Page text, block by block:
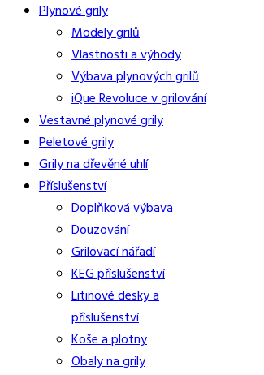
Plynové grily
Modely grilů
Vlastnosti a výhody
Výbava plynových grilů
iQue Revoluce v grilování
Vestavné plynové grily
Peletové grily
Grily na dřevěné uhlí
Příslušenství
Doplňková výbava
Douzování
Grilovací nářadí
KEG příslušenství
Litinové desky a
příslušenství
Koše a plotny
Obaly na grily